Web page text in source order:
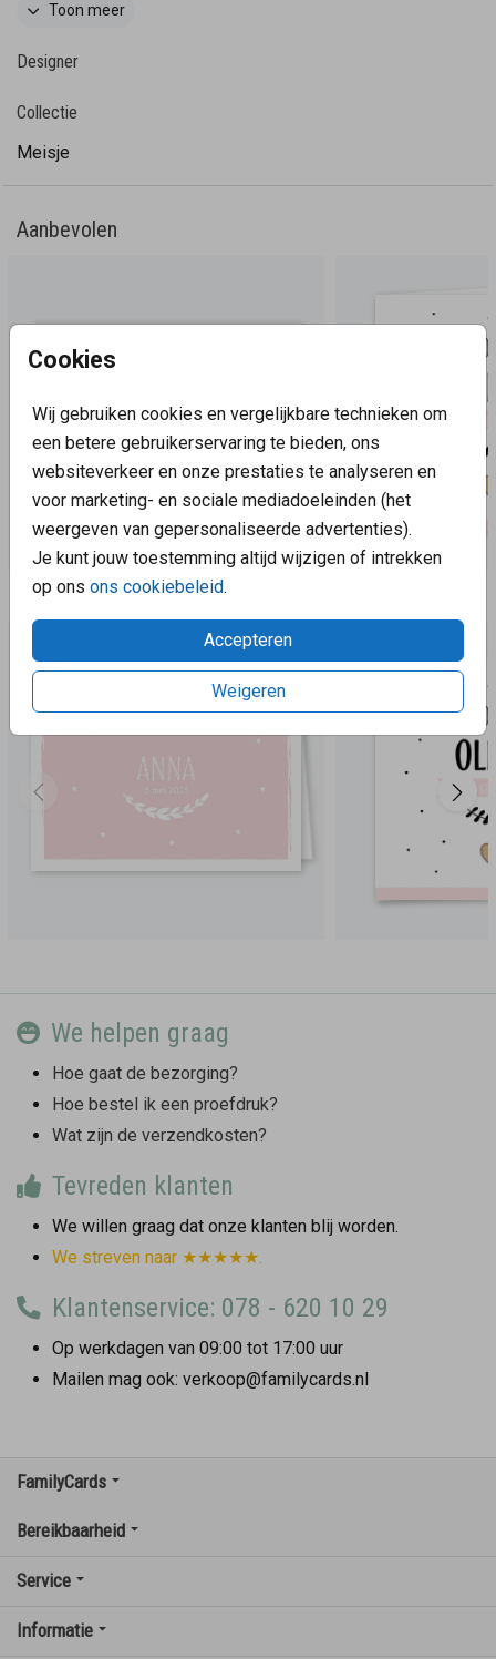
Cookies
Wij gebruiken cookies en vergelijkbare technieken om
een betere gebruikerservaring te bieden, ons
websiteverkeer en onze prestaties te analyseren en
voor marketing- en sociale mediadoeleinden (het
weergeven van gepersonaliseerde advertenties).
Je kunt jouw toestemming altijd wijzigen of intrekken
op ons ons cookiebeleid.
Accepteren
Weigeren
geboortekaartje.
Toon meer
Designer
Collectie
Meisje
Aanbevolen
Aanbevolen
We helpen graag
Hoe gaat de bezorging?
Hoe bestel ik een proefdruk?
Wat zijn de verzendkosten?
Tevreden klanten
We willen graag dat onze klanten blij worden.
We streven naar ★★★★★.
Klantenservice: 078 - 620 10 29
Op werkdagen van 09:00 tot 17:00 uur
Mailen mag ook: verkoop@familycards.nl
FamilyCards
Bereikbaarheid
Service
Informatie